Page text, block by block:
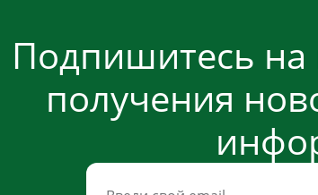
Подпишитесь на
получения